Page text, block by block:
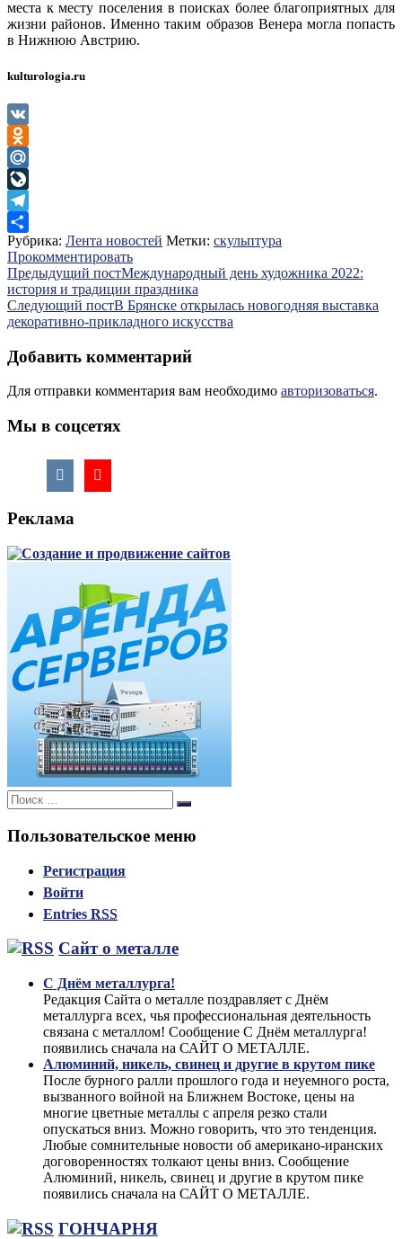
места к месту поселения в поисках более благоприятных для
жизни районов. Именно таким образов Венера могла попасть
в Нижнюю Австрию.
kulturologia.ru
VK
Odnoklassniki
Mail.Ru
LiveJournal
Telegram
Отправить
Рубрика: Лента новостей Метки: скульптура
Прокомментировать
Навигация
по
записям
Предыдущий постМеждународный день художника 2022:
история и традиции праздника
Следующий постВ Брянске открылась новогодняя выставка
декоративно-прикладного искусства
Добавить комментарий
Для отправки комментария вам необходимо авторизоваться.
Мы в соцсетях
Реклама
Поиск:
Поиск
Пользовательское меню
Регистрация
Войти
Entries RSS
Сайт о металле
С Днём металлурга!
Редакция Сайта о металле поздравляет с Днём
металлурга всех, чья профессиональная деятельность
связана с металлом! Сообщение С Днём металлурга!
появились сначала на САЙТ О МЕТАЛЛЕ.
Алюминий, никель, свинец и другие в крутом пике
После бурного ралли прошлого года и неуемного роста,
вызванного войной на Ближнем Востоке, цены на
многие цветные металлы с апреля резко стали
опускаться вниз. Можно говорить, что это тенденция.
Любые сомнительные новости об американо-иранских
договоренностях толкают цены вниз. Сообщение
Алюминий, никель, свинец и другие в крутом пике
появились сначала на САЙТ О МЕТАЛЛЕ.
ГОНЧАРНЯ